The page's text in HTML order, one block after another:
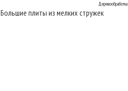
Деревообработка
Большие плиты из мелких стружек